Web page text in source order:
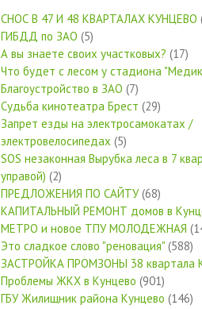
СНОС В 47 И 48 КВАРТАЛАХ КУНЦЕВО
ГИБДД по ЗАО (5)
А вы знаете своих участковых? (17)
Что будет с лесом у стадиона
Благоустройство в ЗАО (7)
Судьба кинотеатра Брест (29)
Запрет езды на электросамокатах /
электровелосипедах (5)
SOS незаконная Вырубка леса в 7
управой) (2)
ПРЕДЛОЖЕНИЯ ПО САЙТУ(68)
КАПИТАЛЬНЫЙ РЕМОНТ домов в
МЕТРО и новое ТПУ МОЛОДЕЖНАЯ
Это сладкое слово "реновация" (588)
ЗАСТРОЙКА ПРОМЗОНЫ 38 квартала
Проблемы ЖКХ в Кунцево (901)
ГБУ Жилищник района Кунцево (146)